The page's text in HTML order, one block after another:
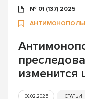
№ 01 (137) 2025
изменится
06.02.2025 СТАТЬИ